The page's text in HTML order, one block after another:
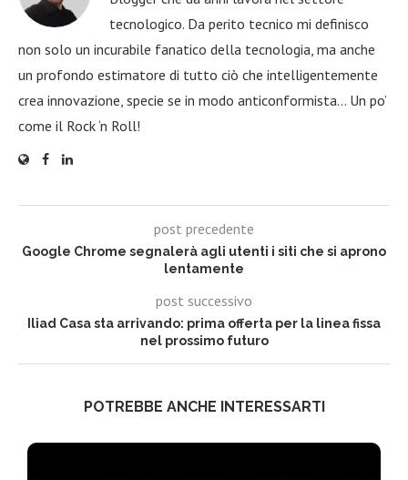
tecnologico. Da perito tecnico mi definisco
non solo un incurabile fanatico della tecnologia, ma anche
un profondo estimatore di tutto ciò che intelligentemente
crea innovazione, specie se in modo anticonformista… Un po’
come il Rock ‘n Roll!
post precedente
Google Chrome segnalerà agli utenti i siti che si aprono
lentamente
post successivo
Iliad Casa sta arrivando: prima offerta per la linea fissa
nel prossimo futuro
POTREBBE ANCHE INTERESSARTI